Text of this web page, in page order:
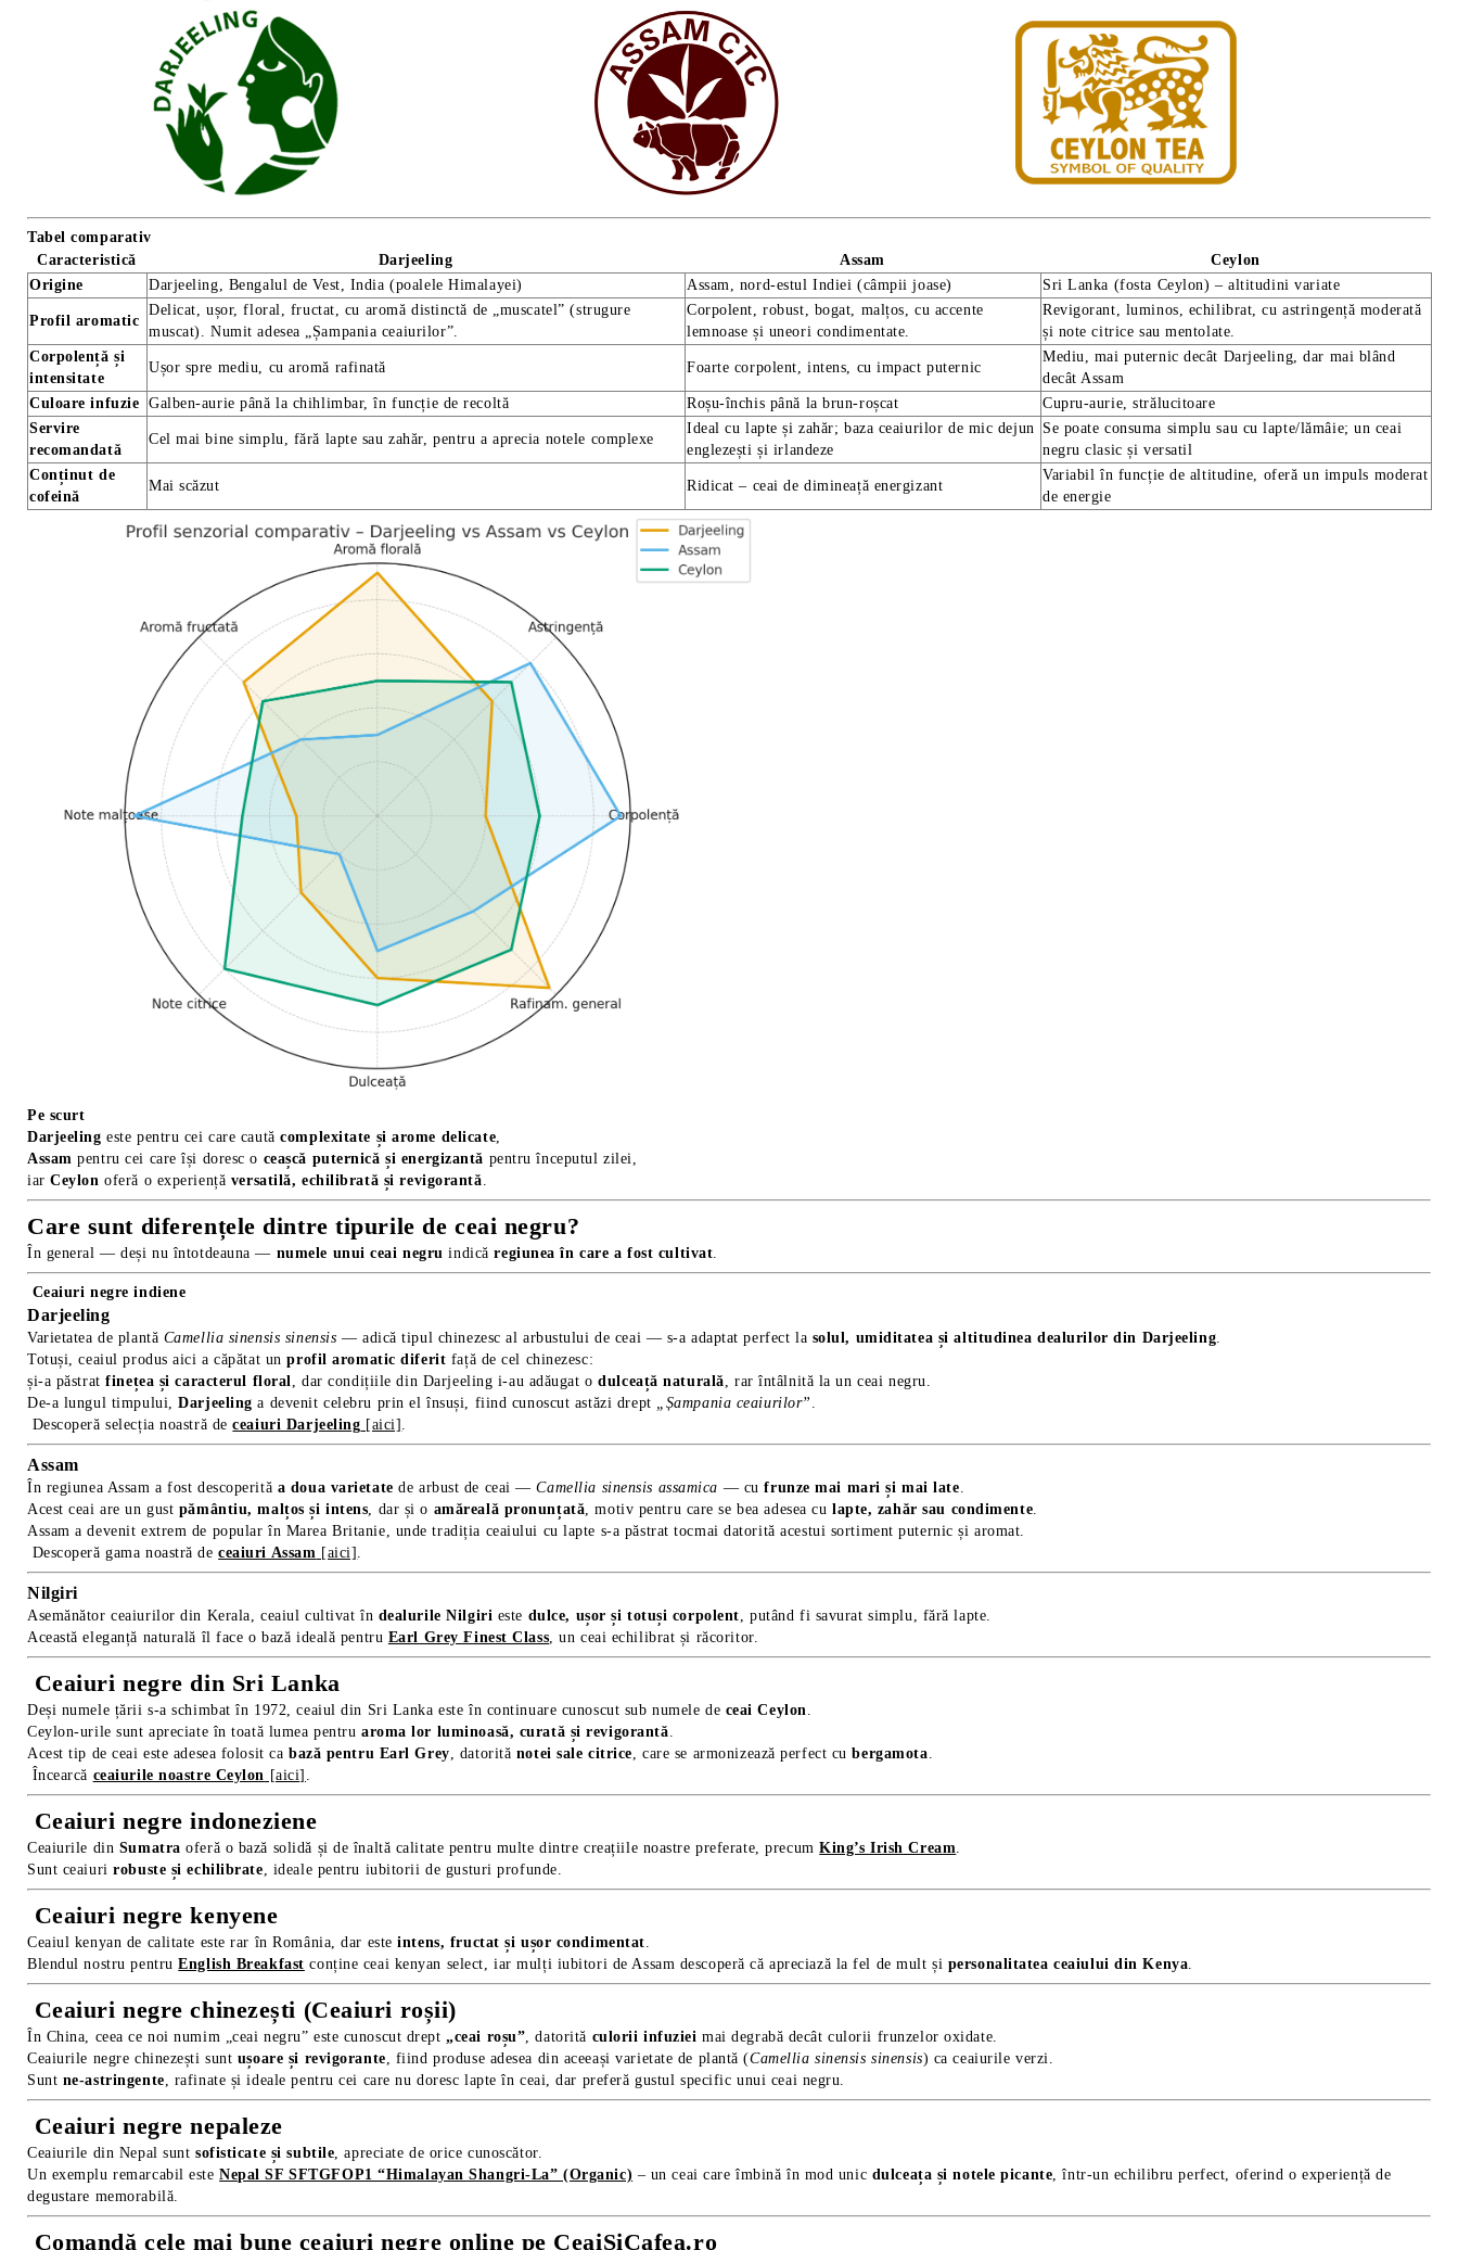
Tabel comparativ
Caracteristică
Darjeeling Assam
Ceylon
Origine
Darjeeling, Bengalul de Vest, India (poalele Himalayei) Assam, nord-estul Indiei (câmpii joase) Sri Lanka (fosta Ceylon) – altitudini variate
Profil aromatic
Delicat, ușor, floral, fructat, cu aromă distinctă de „muscatel” (strugure
muscat). Numit adesea „Șampania ceaiurilor”.
Corpolent, robust, bogat, malțos, cu accente
lemnoase și uneori condimentate.
Revigorant, luminos, echilibrat, cu astringență moderată
și note citrice sau mentolate.
Corpolență și
intensitate
Ușor spre mediu, cu aromă rafinată Foarte corpolent, intens, cu impact puternic
Mediu, mai puternic decât Darjeeling, dar mai blând
decât Assam
Culoare infuzie Galben-aurie până la chihlimbar, în funcție de recoltă Roșu-închis până la brun-roșcat
Cupru-aurie, strălucitoare
Servire
recomandată
Cel mai bine simplu, fără lapte sau zahăr, pentru a aprecia notele complexe
Ideal cu lapte și zahăr; baza ceaiurilor de mic dejun
englezești și irlandeze
Se poate consuma simplu sau cu lapte/lămâie; un ceai
negru clasic și versatil
Conținut de
cofeină
Mai scăzut Ridicat – ceai de dimineață energizant
Variabil în funcție de altitudine, oferă un impuls moderat
de energie
Pe scurt
Darjeeling este pentru cei care cautăcomplexitate și arome delicate
Assam pentru cei care își doresc o ceașcă puternică și energizantă pentru începutul zilei,
iarCeylon oferă o experiență versatilă, echilibrată și revigorantă
Care sunt diferențele dintre tipurile de ceai negru?
În general — deși nu întotdeauna — numele unui ceai negru indicăregiunea în care a fost cultivat
Ceaiuri negre indiene
Darjeeling
Varietatea de plantă Camellia sinensis sinensis — adică tipul chinezesc al arbustului de ceai — s-a adaptat perfect la solul, umiditatea și altitudinea dealurilor din Darjeeling
Totuși, ceaiul produs aici a căpătat unprofil aromatic diferit față de cel chinezesc:
și-a păstratfinețea și caracterul floral , dar condițiile din Darjeeling i-au adăugat odulceață naturală , rar întâlnită la un ceai negru.
De-a lungul timpului,Darjeeling a devenit celebru prin el însuși, fiind cunoscut astăzi drept „Șampania ceaiurilor”
Descoperă selecția noastră deceaiuri Darjeeling [aici]
Assam
În regiunea Assam a fost descoperită a doua varietate de arbust de ceai —Camellia sinensis assamica — cufrunze mai mari și mai late
Acest ceai are un gust pământiu, malțos și intens , dar și o amăreală pronunțată , motiv pentru care se bea adesea cu lapte, zahăr sau condimente
Assam a devenit extrem de popular în Marea Britanie, unde tradiția ceaiului cu lapte s-a păstrat tocmai datorită acestui sortiment puternic și aromat.
Descoperă gama noastră deceaiuri Assam [aici]
Nilgiri
Asemănător ceaiurilor din Kerala, ceaiul cultivat în dealurile Nilgiri este dulce, ușor și totuși corpolent , putând fi savurat simplu, fără lapte.
Această eleganță naturală îl face o bază ideală pentru Earl Grey Finest Class , un ceai echilibrat și răcoritor.
Ceaiuri negre din Sri Lanka
Deși numele țării s-a schimbat în 1972, ceaiul din Sri Lanka este în continuare cunoscut sub numele de ceai Ceylon
Ceylon-urile sunt apreciate în toată lumea pentru aroma lor luminoasă, curată și revigorantă
Acest tip de ceai este adesea folosit ca bază pentru Earl Grey , datorită notei sale citrice , care se armonizează perfect cubergamota
Încearcă ceaiurile noastre Ceylon [aici]
Ceaiuri negre indoneziene
Ceaiurile din Sumatra oferă o bază solidă și de înaltă calitate pentru multe dintre creațiile noastre preferate, precumKing’s Irish Cream
Sunt ceaiurirobuste și echilibrate , ideale pentru iubitorii de gusturi profunde.
Ceaiuri negre kenyene
Ceaiul kenyan de calitate este rar în România, dar esteintens, fructat și ușor condimentat
Blendul nostru pentruEnglish Breakfast conține ceai kenyan select, iar mulți iubitori de Assam descoperă că apreciază la fel de mult și personalitatea ceaiului din Kenya
Ceaiuri negre chinezești (Ceaiuri roșii)
În China, ceea ce noi numim „ceai negru” este cunoscut drept„ceai roșu” , datorită culorii infuziei mai degrabă decât culorii frunzelor oxidate.
Ceaiurile negre chinezești sunt ușoare și revigorante , fiind produse adesea din aceeași varietate de plantă (Camellia sinensis sinensis) ca ceaiurile verzi.
Sunt ne-astringente , rafinate și ideale pentru cei care nu doresc lapte în ceai, dar preferă gustul specific unui ceai negru.
Ceaiuri negre nepaleze
Ceaiurile din Nepal sunt sofisticate și subtile , apreciate de orice cunoscător.
Un exemplu remarcabil esteNepal SF SFTGFOP1 “Himalayan Shangri-La” (Organic) – un ceai care îmbină în mod unic dulceața și notele picante , într-un echilibru perfect, oferind o experiență de
degustare memorabilă.
Comandă cele mai bune ceaiuri negre online pe CeaiSiCafea.ro